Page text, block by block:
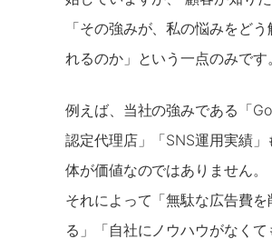
「その強みが、私の悩みをどう
れるのか」という一点のみです。
例えば、当社の強みである「
認定代理店」「SNS運用実績」
体が価値なのではありません。
それによって「無駄な広告費を
る」「自社にノウハウがなくて